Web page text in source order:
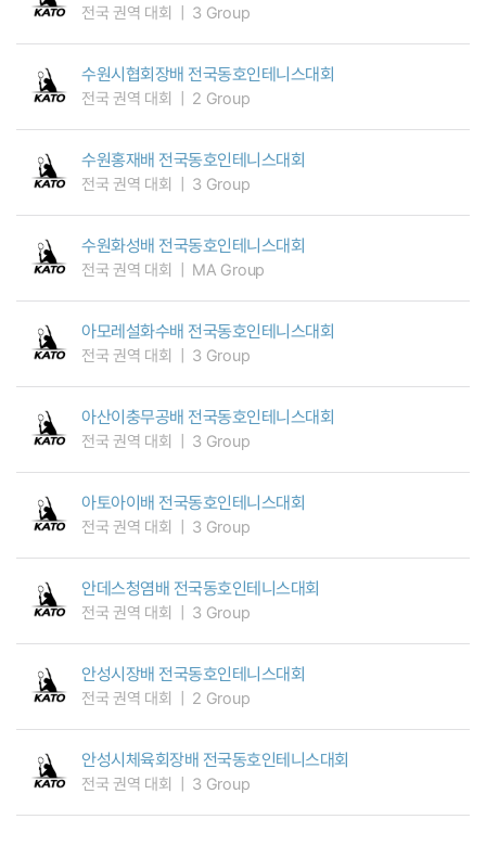
전국 권역 대회 3 Group
수원시협회장배 전국동호인테니스대회
전국 권역 대회 2 Group
수원홍재배 전국동호인테니스대회
전국 권역 대회 3 Group
수원화성배 전국동호인테니스대회
전국 권역 대회 MA Group
아모레설화수배 전국동호인테니스대회
전국 권역 대회 3 Group
아산이충무공배 전국동호인테니스대회
전국 권역 대회 3 Group
아토아이배 전국동호인테니스대회
전국 권역 대회 3 Group
안데스청염배 전국동호인테니스대회
전국 권역 대회 3 Group
안성시장배 전국동호인테니스대회
전국 권역 대회 2 Group
안성시체육회장배 전국동호인테니스대회
전국 권역 대회 3 Group